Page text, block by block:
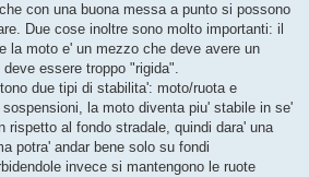
con una buona messa a punto si possono
Due cose inoltre sono molto importanti: il
la moto e' un mezzo che deve avere un
essere troppo "rigida".
due tipi di stabilita': moto/ruota e
la moto diventa piu' stabile in se'
rispetto al fondo stradale, quindi dara' una
potra' andar bene solo su fondi
invece si mantengono le ruote